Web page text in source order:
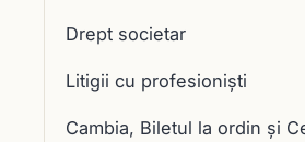
Drept societar
Litigii cu profesioniști
Cambia, Biletul la ordin și